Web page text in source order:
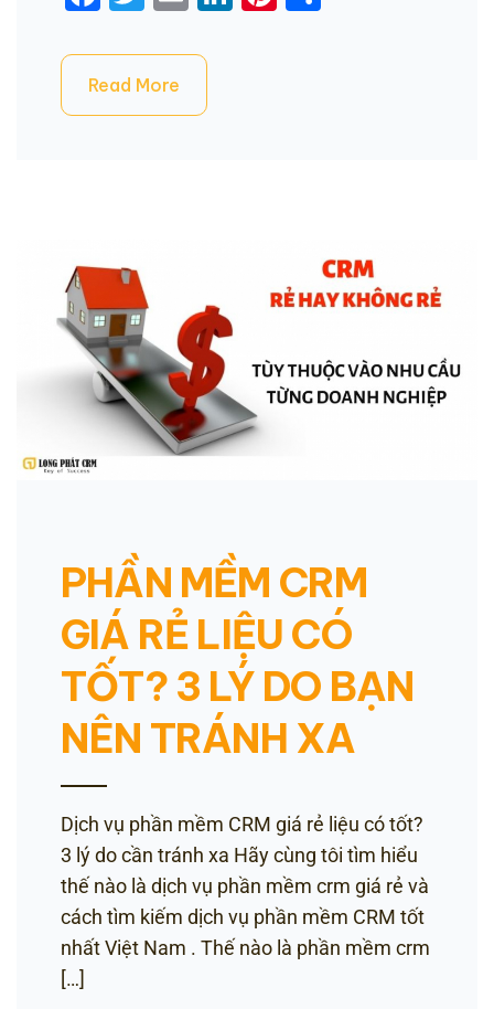
Read More
PHẦN MỀM CRM
GIÁ RẺ LIỆU CÓ
TỐT? 3 LÝ DO BẠN
NÊN TRÁNH XA
Dịch vụ phần mềm CRM giá rẻ liệu có tốt?
3 lý do cần tránh xa Hãy cùng tôi tìm hiểu
thế nào là dịch vụ phần mềm crm giá rẻ và
cách tìm kiếm dịch vụ phần mềm CRM tốt
nhất Việt Nam . Thế nào là phần mềm crm
[…]